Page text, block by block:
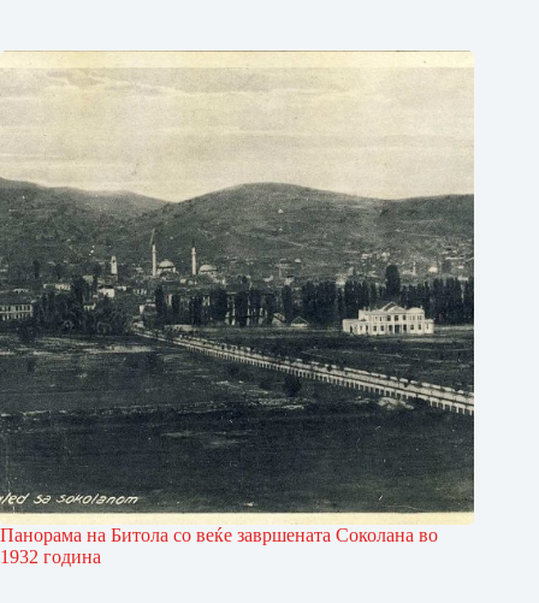
Панорама на Битола со веќе завршената Соколана во
1932 година